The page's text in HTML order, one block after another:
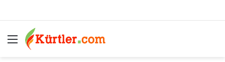
Menü